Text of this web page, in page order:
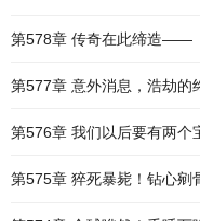
第578章 传奇在此缔造——
第577章 意外消息，浩劫的
第576章 我们以后要有两个
第575章 猝死暴毙！钻心剜